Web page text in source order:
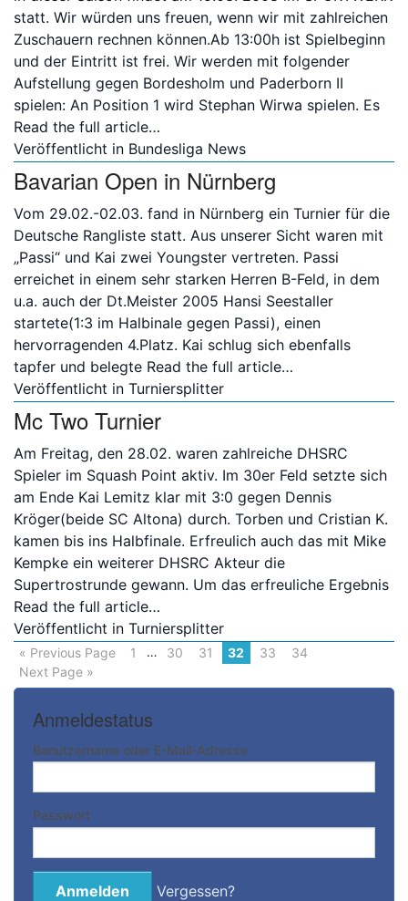
statt. Wir würden uns freuen, wenn wir mit zahlreichen
Zuschauern rechnen können.Ab 13:00h ist Spielbeginn
und der Eintritt ist frei. Wir werden mit folgender
Aufstellung gegen Bordesholm und Paderborn II
spielen: An Position 1 wird Stephan Wirwa spielen. Es
Read the full article…
Veröffentlicht in Bundesliga News
Bavarian Open in Nürnberg
Vom 29.02.-02.03. fand in Nürnberg ein Turnier für die
Deutsche Rangliste statt. Aus unserer Sicht waren mit
„Passi“ und Kai zwei Youngster vertreten. Passi
erreichet in einem sehr starken Herren B-Feld, in dem
u.a. auch der Dt.Meister 2005 Hansi Seestaller
startete(1:3 im Halbinale gegen Passi), einen
hervorragenden 4.Platz. Kai schlug sich ebenfalls
tapfer und belegte Read the full article…
Veröffentlicht in Turniersplitter
Mc Two Turnier
Am Freitag, den 28.02. waren zahlreiche DHSRC
Spieler im Squash Point aktiv. Im 30er Feld setzte sich
am Ende Kai Lemitz klar mit 3:0 gegen Dennis
Kröger(beide SC Altona) durch. Torben und Cristian K.
kamen bis ins Halbfinale. Erfreulich auch das mit Mike
Kempke ein weiterer DHSRC Akteur die
Supertrostrunde gewann. Um das erfreuliche Ergebnis
Read the full article…
Veröffentlicht in Turniersplitter
« Previous Page 1 … 30 31 32 33
34
Next Page »
Anmeldestatus
Benutzername oder E-Mail-Adresse
Passwort
Vergessen?